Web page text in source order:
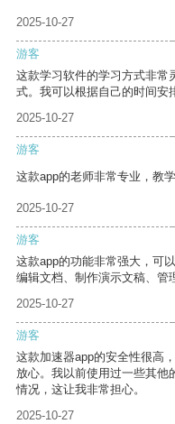
2025-10-27
游客
这款学习软件的学习方式非常
式。我可以根据自己的时间安
2025-10-27
游客
这款app的老师非常专业，教
2025-10-27
游客
这款app的功能非常强大，可
编辑文档、制作演示文稿、管
2025-10-27
游客
这款加速器app的安全性很高
放心。我以前使用过一些其他
情况，这让我非常担心。
2025-10-27